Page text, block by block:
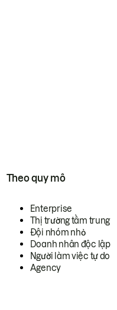
Theo quy mô
Enterprise
Thị trường tầm trung
Đội nhóm nhỏ
Doanh nhân độc lập
Người làm việc tự do
Agency